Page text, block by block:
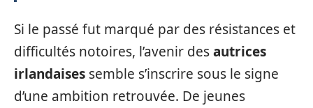
Si le passé fut marqué par des résistances et
difficultés notoires, l’avenir desautrices
irlandaises semble s’inscrire sous le signe
d’une ambition retrouvée. De jeunes